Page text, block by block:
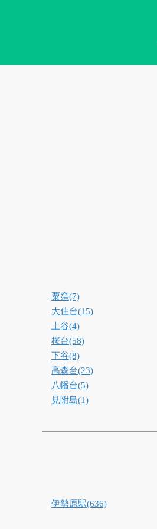
粟窪(7)
大住台(15)
上谷(4)
桜台(58)
下谷(8)
高森台(23)
八幡台(5)
見附島(1)
伊勢原駅(636)